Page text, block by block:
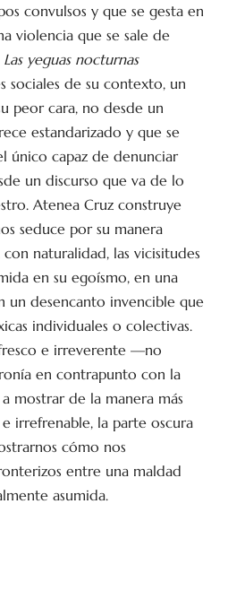
convulsos y que se gesta en
violencia que se sale de
Las yeguas nocturnas
sociales de su contexto, un
peor cara, no desde un
estandarizado y que se
único capaz de denunciar
un discurso que va de lo
Atenea Cruz construye
seduce por su manera
naturalidad, las vicisitudes
en su egoísmo, en una
un desencanto invencible que
individuales o colectivas.
e irreverente —no
en contrapunto con la
mostrar de la manera más
e irrefrenable, la parte oscura
cómo nos
entre una maldad
asumida.